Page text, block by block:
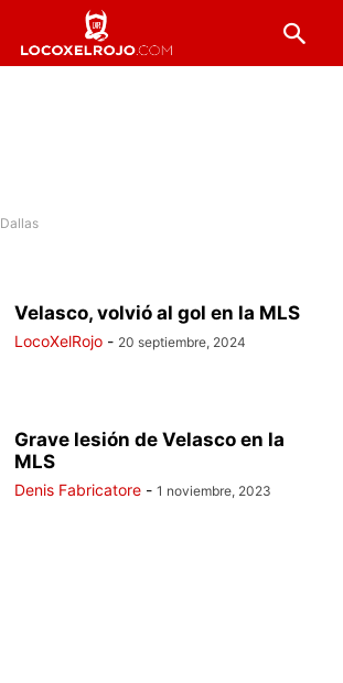
Dallas
Velasco, volvió al gol en la MLS
LocoXelRojo - 20 septiembre, 2024
Grave lesión de Velasco en la
MLS
Denis Fabricatore - 1 noviembre, 2023